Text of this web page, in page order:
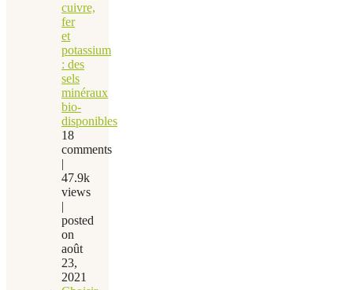
cuivre,
fer
et
potassium
: des
sels
minéraux
bio-
disponibles
18
comments
|
47.9k
views
|
posted
on
août
23,
2021